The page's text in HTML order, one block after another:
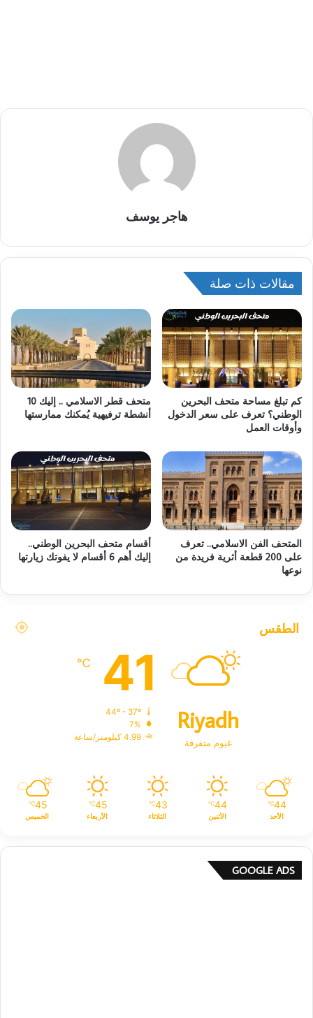
هاجر يوسف
مقالات ذات صلة
كم تبلغ مساحة متحف البحرين
الوطني؟ تعرف على سعر الدخول
وأوقات العمل
متحف قطر الاسلامي .. إليك 10
أنشطة ترفيهية يُمكنك ممارستها
المتحف الفن الاسلامي.. تعرف
على 200 قطعة أثرية فريدة من
نوعها
أقسام متحف البحرين الوطني..
إليك أهم 6 أقسام لا يفوتك زيارتها
الطقس
Riyadh
غيوم متفرقة
41
℃
7%
4.99 كيلومتر/ساعة
44
℃
الأحد
44
℃
الأثنين
43
℃
الثلاثاء
45
℃
الأربعاء
45
℃
الخميس
GOOGLE ADS